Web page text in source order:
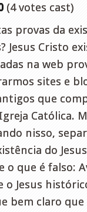
(4 votes cast)
provas da
Jesus Cristo
na web
sites e
que
Católica.
nisso,
do
o que é falso:
Jesus
bem claro